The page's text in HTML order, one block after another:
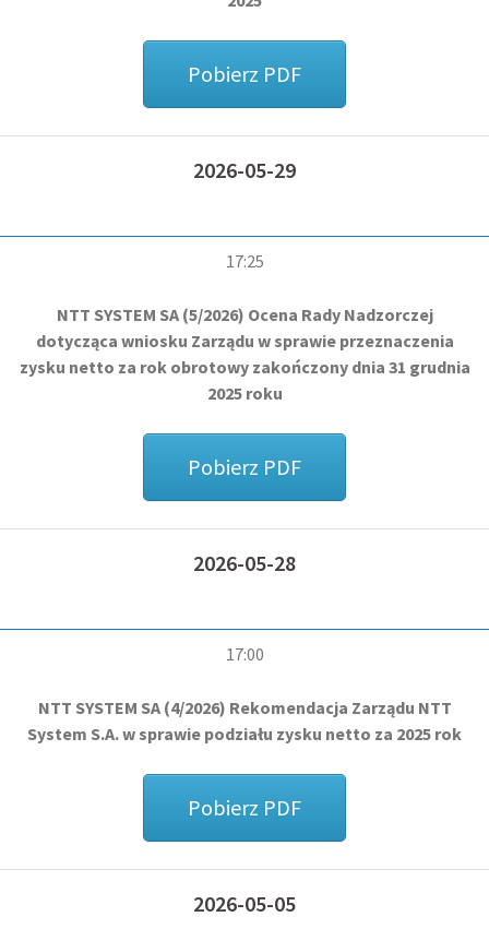
Pobierz PDF
2026-05-29
17:25
NTT SYSTEM SA (5/2026) Ocena Rady Nadzorczej
dotycząca wniosku Zarządu w sprawie przeznaczenia
zysku netto za rok obrotowy zakończony dnia 31 grudnia
2025 roku
Pobierz PDF
2026-05-28
17:00
NTT SYSTEM SA (4/2026) Rekomendacja Zarządu NTT
System S.A. w sprawie podziału zysku netto za 2025 rok
Pobierz PDF
2026-05-05